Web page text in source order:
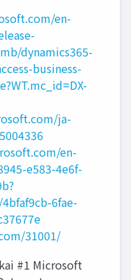
en-
dynamics365-
business-
ja-
en-
e583-4e6f-
6fae-
31001/
#1 Microsoft